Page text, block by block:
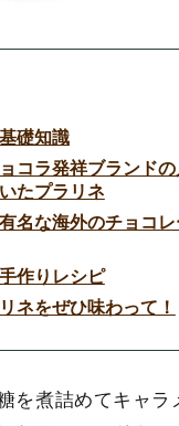
礎知識
コラ発祥ブランド
たプラリネ
名な海外のチョコレ
作りレシピ
ネをぜひ味わって！
を煮詰めてキャラ